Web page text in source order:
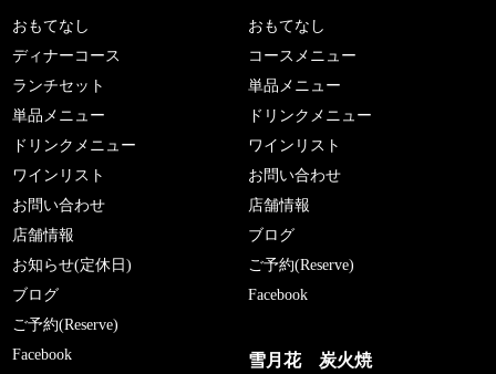
おもてなし
ディナーコース
ランチセット
単品メニュー
ドリンクメニュー
ワインリスト
お問い合わせ
店舗情報
お知らせ(定休日)
ブログ
ご予約(Reserve)
Facebook
おもてなし
コースメニュー
単品メニュー
ドリンクメニュー
ワインリスト
お問い合わせ
店舗情報
ブログ
ご予約(Reserve)
Facebook
雪月花 炭火焼